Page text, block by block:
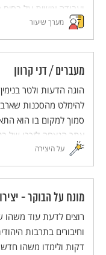
ועבודה אישית על בסיס
מסדרת מערכי השיעור
חדשניות והמלוות
השיטות הללו (פלפ"ל -
למורים).
מערך שיעור
מעברים / דני קרוון
הוגה הדעות ולטר
להימלט מהסכנות
סמוך למקום בו הוא
אתר הנצחה לזכרו של
הפליטים שנאלצו
על היצירה
מונח על הבוקר -
רוצים לדעת עוד משהו
דקות ולימדו משהו